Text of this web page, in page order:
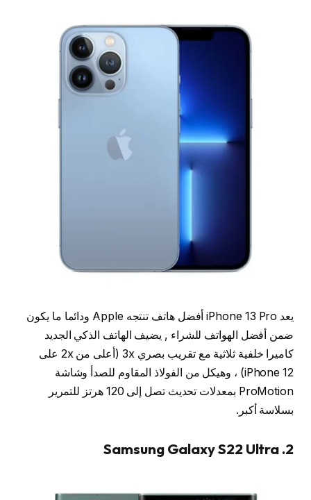
يعد iPhone 13 Pro أفضل هاتف تنتجه Apple ودائما ما يكون
ضمن أفضل الهواتف للشراء , يضيف الهاتف الذكي الجديد
كاميرا خلفية ثلاثية مع تقريب بصري 3x (أعلى من 2x على
iPhone 12) ، وهيكل من الفولاذ المقاوم للصدأ وشاشة
ProMotion بمعدلات تحديث تصل إلى 120 هرتز للتمرير
بسلاسة أكبر.
2. Samsung Galaxy S22 Ultra